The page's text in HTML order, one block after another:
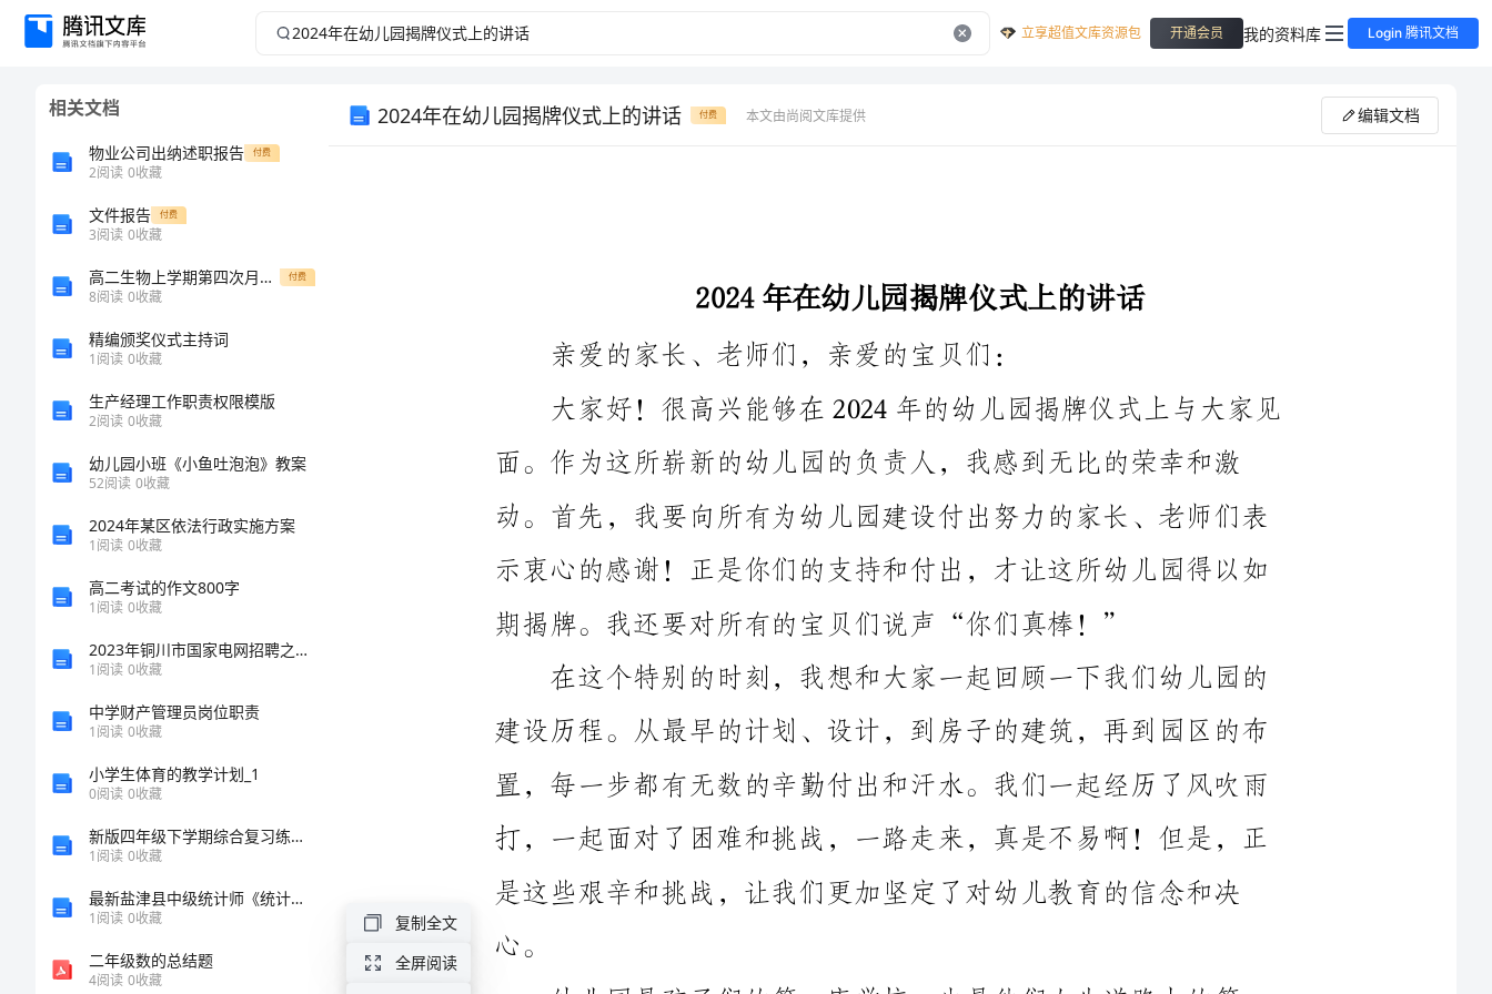
2024
2024
立享超值文库资源包 开通会员 我的资料库 Login 腾讯文档
相关文档
物业公司出纳述职报告 付费
2阅读 0收藏
文件报告 付费
3阅读 0收藏
高二生物上学期第四次月考试题 付费
8阅读 0收藏
精编颁奖仪式主持词
1阅读 0收藏
生产经理工作职责权限模版
2阅读 0收藏
幼儿园小班《小鱼吐泡泡》教案
52阅读 0收藏
2024年某区依法行政实施方案
1阅读 0收藏
高二考试的作文800字
1阅读 0收藏
2023年铜川市国家电网招聘之机械动力类考试题库精品（夺冠系列）
1阅读 0收藏
中学财产管理员岗位职责
1阅读 0收藏
小学生体育的教学计划_1
0阅读 0收藏
新版四年级下学期综合复习练习小学语文期末模拟试卷
1阅读 0收藏
最新盐津县中级统计师《统计基础知识理论及相关知识》全真模拟试题（附答案及解析）
1阅读 0收藏
二年级数的总结题
4阅读 0收藏
2024年在幼儿园揭牌仪式上的讲话 付费 本文由尚阅文库提供 编辑文档
学习环境，让他们在欢笑中成长，在游戏中探索。我们将以儿童
亲爱的家长、老师们，亲爱的宝贝们：
面。作为这所崭新的幼儿园的负责人，我感到无比的荣幸和激
动。首先，我要向所有为幼儿园建设付出努力的家长、老师们表
示衷心的感谢！正是你们的支持和付出，才让这所幼儿园得以如
期揭牌。我还要对所有的宝贝们说声“你们真棒！”
建设历程。从最早的计划、设计，到房子的建筑，再到园区的布
置，每一步都有无数的辛勤付出和汗水。我们一起经历了风吹雨
打，一起面对了困难和挑战，一路走来，真是不易啊！但是，正
是这些艰辛和挑战，让我们更加坚定了对幼儿教育的信念和决
幼儿园是孩子们的第一座学校，也是他们人生道路上的第一
站。在这里，我们将为每一位宝贝提供一个温馨、安全、快乐的
复制全文
全屏阅读